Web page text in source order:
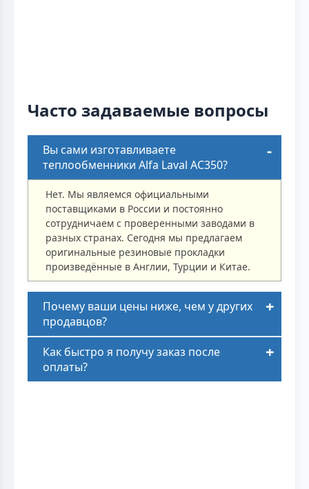
Часто задаваемые вопросы
Вы сами изготавливаете
теплообменники Alfa Laval AC350?
Нет. Мы являемся официальными
поставщиками в России и постоянно
сотрудничаем с проверенными заводами в
разных странах. Сегодня мы предлагаем
оригинальные резиновые прокладки
произведённые в Англии, Турции и Китае.
Почему ваши цены ниже, чем у других
продавцов?
Как быстро я получу заказ после
оплаты?